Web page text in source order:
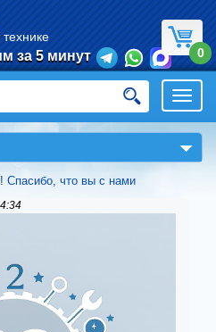
за 5 минут 0
▼
Спасибо, что вы с нами